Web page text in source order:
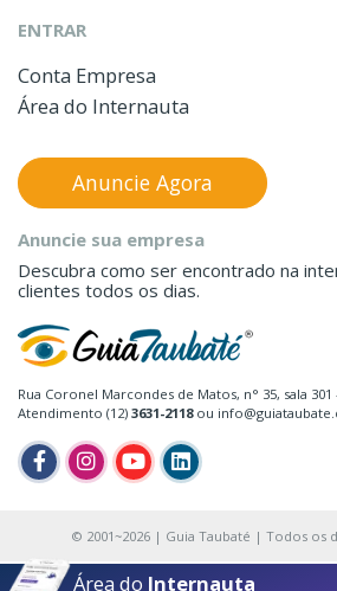
ENTRAR
Conta Empresa
Área do Internauta
Rua Coronel Marcondes de Matos, n° 35, sala
Atendimento (12) 3631-2118ou
Anuncie sua empresa
Descubra como ser encontrado na
clientes todos os dias.
Anuncie Agora
© 2001~2026 | Guia Taubaté | Todos os
Área do Internauta